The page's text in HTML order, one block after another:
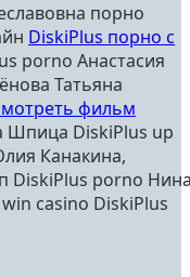
порно
DiskiPlus порно с
porno Анастасия
Татьяна
фильм
Шпица DiskiPlus up
Канакина,
DiskiPlus porno
casino DiskiPlus